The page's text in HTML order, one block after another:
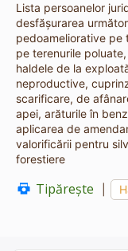
Lista persoanelor
desfășurarea
pedoameliorative pe
pe terenurile
haldele de la
neproductive,
scarificare, de
apei, arăturile în
aplicarea de
valorificării pentru
forestiere
Tipărește